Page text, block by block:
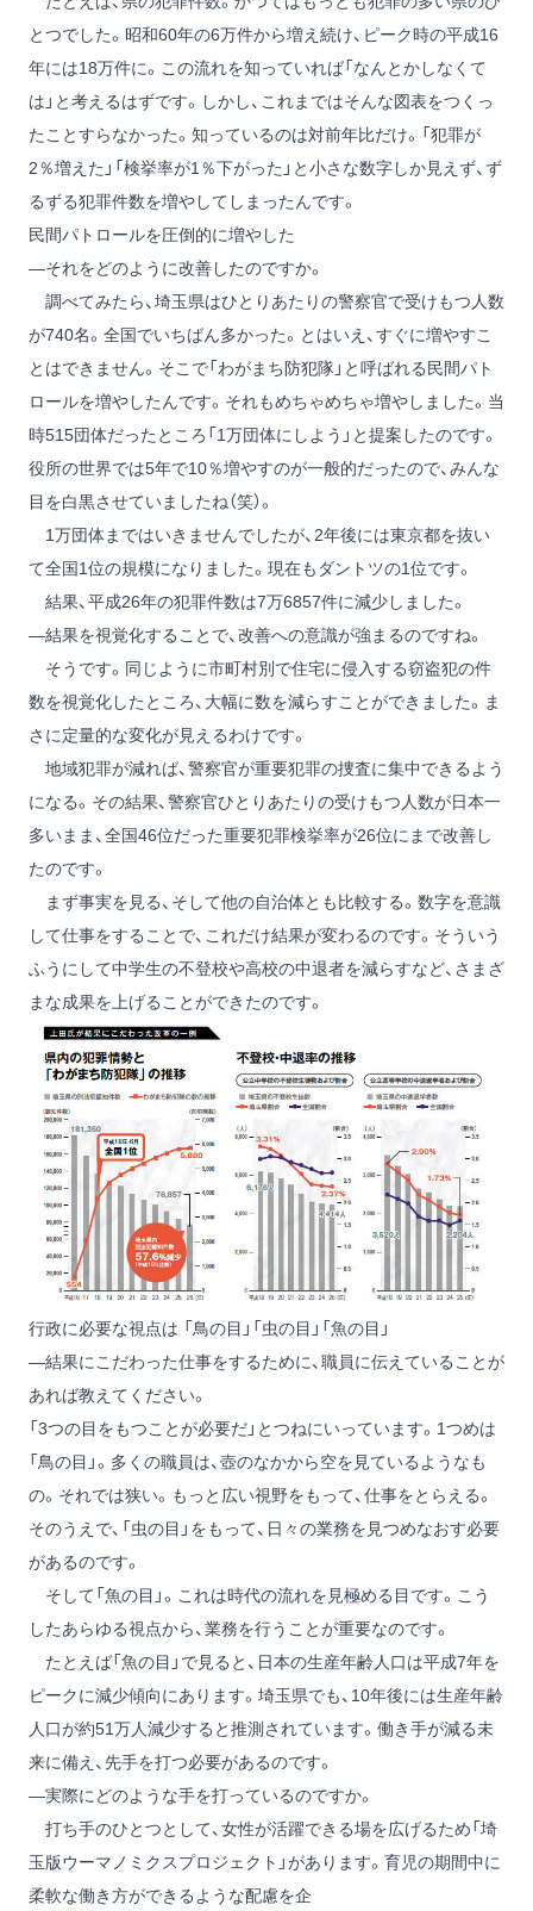
とつでした。昭和60年の6万件から増え続け、ピーク時の平成16
年には18万件に。この流れを知っていれば「なんとかしなくて
は」と考えるはずです。しかし、これまではそんな図表をつくっ
たことすらなかった。知っているのは対前年比だけ。「犯罪が
2％増えた」「検挙率が1％下がった」と小さな数字しか見えず、ず
るずる犯罪件数を増やしてしまったんです。
民間パトロールを圧倒的に増やした
―それをどのように改善したのですか。
調べてみたら、埼玉県はひとりあたりの警察官で受けもつ人数
が740名。全国でいちばん多かった。とはいえ、すぐに増やすこ
とはできません。そこで「わがまち防犯隊」と呼ばれる民間パト
ロールを増やしたんです。それもめちゃめちゃ増やしました。当
時515団体だったところ「1万団体にしよう」と提案したのです。
役所の世界では5年で10％増やすのが一般的だったので、みんな
目を白黒させていましたね（笑）。
1万団体まではいきませんでしたが、2年後には東京都を抜い
て全国1位の規模になりました。現在もダントツの1位です。
結果、平成26年の犯罪件数は7万6857件に減少しました。
―結果を視覚化することで、改善への意識が強まるのですね。
そうです。同じように市町村別で住宅に侵入する窃盗犯の件
数を視覚化したところ、大幅に数を減らすことができました。ま
さに定量的な変化が見えるわけです。
地域犯罪が減れば、警察官が重要犯罪の捜査に集中できるよう
になる。その結果、警察官ひとりあたりの受けもつ人数が日本一
多いまま、全国46位だった重要犯罪検挙率が26位にまで改善し
たのです。
まず事実を見る、そして他の自治体とも比較する。数字を意識
して仕事をすることで、これだけ結果が変わるのです。そういう
ふうにして中学生の不登校や高校の中退者を減らすなど、さまざ
まな成果を上げることができたのです。
行政に必要な視点は 「鳥の目」「虫の目」「魚の目」
―結果にこだわった仕事をするために、職員に伝えていることが
あれば教えてください。
「3つの目をもつことが必要だ」とつねにいっています。1つめは
「鳥の目」。多くの職員は、壺のなかから空を見ているようなも
の。それでは狭い。もっと広い視野をもって、仕事をとらえる。
そのうえで、「虫の目」をもって、日々の業務を見つめなおす必要
があるのです。
そして「魚の目」。これは時代の流れを見極める目です。こう
したあらゆる視点から、業務を行うことが重要なのです。
たとえば「魚の目」で見ると、日本の生産年齢人口は平成7年を
ピークに減少傾向にあります。埼玉県でも、10年後には生産年齢
人口が約51万人減少すると推測されています。働き手が減る未
来に備え、先手を打つ必要があるのです。
―実際にどのような手を打っているのですか。
打ち手のひとつとして、女性が活躍できる場を広げるため「埼
玉版ウーマノミクスプロジェクト」があります。育児の期間中に
柔軟な働き方ができるような配慮を企